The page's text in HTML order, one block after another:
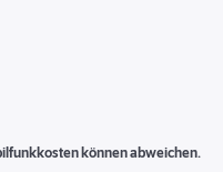
können abweichen.